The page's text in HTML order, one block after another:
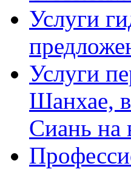
Услуги
Услуги
Шанхае,
Сиань на